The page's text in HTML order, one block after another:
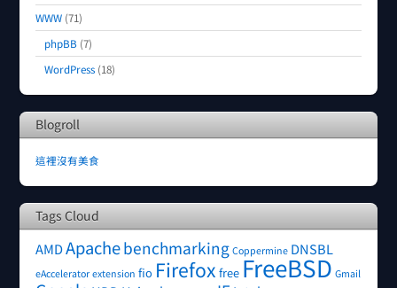
WWW (71)
phpBB (7)
WordPress (18)
Blogroll
這裡沒有美食
Tags Cloud
AMDApachebenchmarking Coppermine DNSBL
eAccelerator extension fio Firefox free FreeBSD Gmail